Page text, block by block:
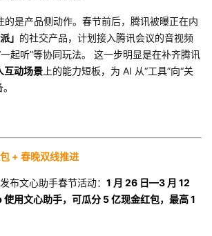
的是产品侧动作。春节前后，腾讯被曝正在内
」 的社交产品，计划接入腾讯会议的音视频
一起听”等协同玩法。 这一步明显是在补齐腾讯
互动场景 上的能力短板，为 AI 从“工具”向“关
+ 春晚双线推进
布文心助手春节活动： 1 月 26 日—3 月 12
用文心助手，可瓜分 5 亿现金红包，最高 1